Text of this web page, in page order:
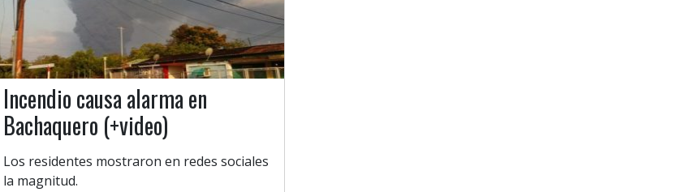
Incendio causa alarma en
Bachaquero (+video)
Los residentes mostraron en redes sociales
la magnitud.